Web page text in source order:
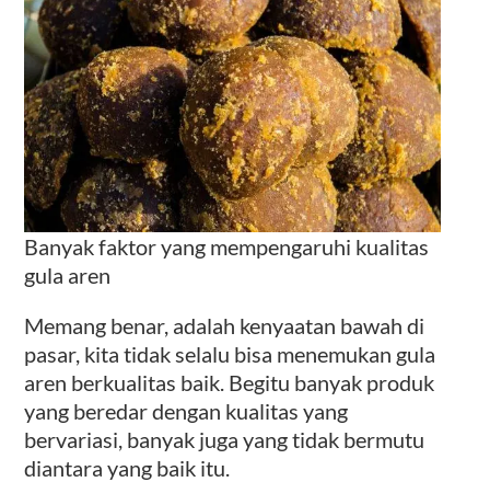
Banyak faktor yang mempengaruhi kualitas
gula aren
Memang benar, adalah kenyaatan bawah di
pasar, kita tidak selalu bisa menemukan gula
aren berkualitas baik. Begitu banyak produk
yang beredar dengan kualitas yang
bervariasi, banyak juga yang tidak bermutu
diantara yang baik itu.